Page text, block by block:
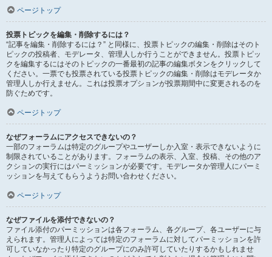
ページトップ
投票トピックを編集・削除するには？
“記事を編集・削除するには？” と同様に、投票トピックの編集・削除はそのト
ピックの投稿者、モデレータ、管理人しか行うことができません。投票トピッ
クを編集するにはそのトピックの一番最初の記事の編集ボタンをクリックして
ください。一票でも投票されている投票トピックの編集・削除はモデレータか
管理人しか行えません。これは投票オプションが投票期間中に変更されるのを
防ぐためです。
ページトップ
なぜフォーラムにアクセスできないの？
一部のフォーラムは特定のグループやユーザーしか入室・表示できないように
制限されていることがあります。フォーラムの表示、入室、投稿、その他のア
クションの実行にはパーミッションが必要です。モデレータか管理人にパーミ
ッションを与えてもらうようお問い合わせください。
ページトップ
なぜファイルを添付できないの？
ファイル添付のパーミッションは各フォーラム、各グループ、各ユーザーに与
えられます。管理人によっては特定のフォーラムに対してパーミッションを許
可していなかったり特定のグループにのみ許可していたりするかもしれませ